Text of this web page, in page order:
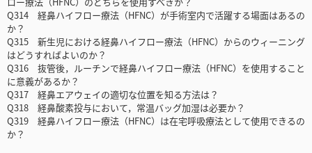
Q314 経鼻ハイフロー療法（HFNC）が手術室内で活躍する場面はあるの
か？
Q315 新生児における経鼻ハイフロー療法（HFNC）からのウィーニング
はどうすればよいのか？
Q316 抜管後，ルーチンで経鼻ハイフロー療法（HFNC）を使用すること
に意義があるか？
Q317 経鼻エアウェイの適切な位置を知る方法は？
Q318 経鼻酸素投与において，常温バッグ加湿は必要か？
Q319 経鼻ハイフロー療法（HFNC）は在宅呼吸療法として使用できるの
か？